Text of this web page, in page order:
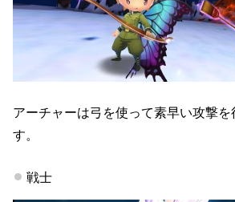
アーチャーは弓を使って素早い攻撃を
す。
戦士